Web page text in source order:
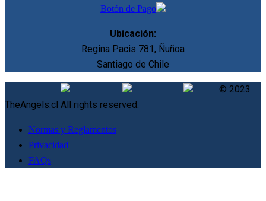
Botón de Pago
Ubicación:
Regina Pacis 781, Ñuñoa
Santiago de Chile
© 2023
TheAngels.cl All rights reserved.
Normas y Reglamentos
Privacidad
FAQs